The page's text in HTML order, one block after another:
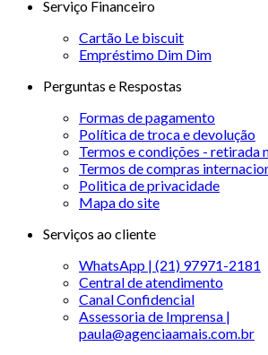
Serviço Financeiro
Cartão Le biscuit
Empréstimo Dim Dim
Perguntas e Respostas
Formas de pagamento
Política de troca e devolução
Termos e condições - retirada
Termos de compras
Politica de privacidade
Mapa do site
Serviços ao cliente
WhatsApp | (21) 97971-2181
Central de atendimento
Canal Confidencial
Assessoria de Imprensa |
paula@agenciaamais.com.br